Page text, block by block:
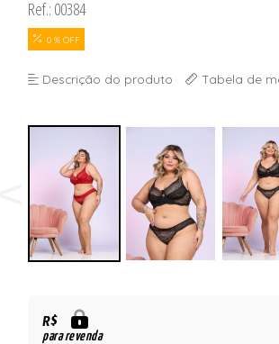
Ref.: 00384
0 % OFF
Descrição do produto Tabela de
R$
para revenda